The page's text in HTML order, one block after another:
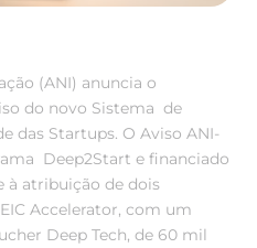
(ANI) anuncia o
do novo Sistema de
das Startups. O Aviso ANI-
Deep2Start e financiado
à atribuição de dois
Accelerator, com um
Deep Tech, de 60 mil